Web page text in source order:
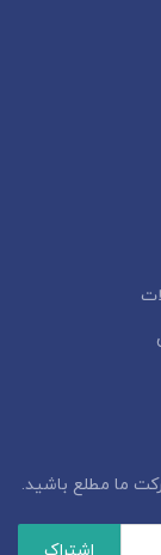
ما مطلع باشید.